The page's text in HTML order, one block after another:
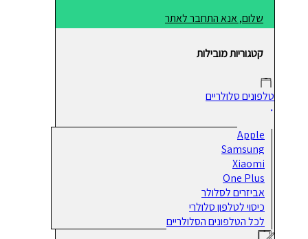
שלום, אנא התחבר לאתר
קטגוריות מובילות
טלפונים סלולריים
Apple
Samsung
Xiaomi
One Plus
אביזרים לסלולר
כיסוי לטלפון סלולרי
לכל הטלפונים הסלולריים